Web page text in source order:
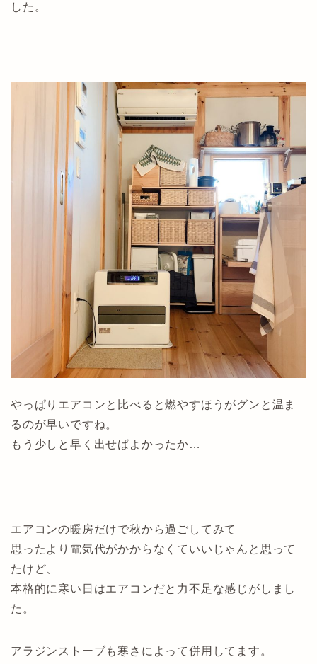
した。
やっぱりエアコンと比べると燃やすほうがグンと温ま
るのが早いですね。
もう少しと早く出せばよかったか…
エアコンの暖房だけで秋から過ごしてみて
思ったより電気代がかからなくていいじゃんと思って
たけど、
本格的に寒い日はエアコンだと力不足な感じがしまし
た。
アラジンストーブも寒さによって併用してます。